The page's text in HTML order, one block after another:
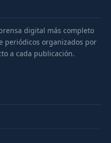
digital más completo
periódicos organizados por
a cada publicación.